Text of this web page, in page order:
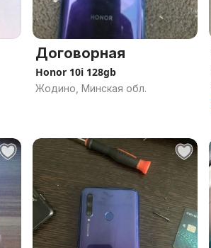
Договорная
Honor 10i 128gb
Жодино, Минская обл.